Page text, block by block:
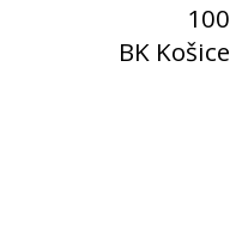
100
BK Košice